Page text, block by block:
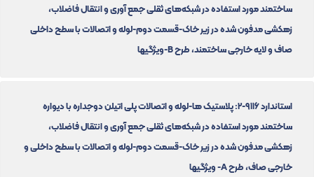
ساختمند مورد استفاده در شبکه‌های ثقلی جمع آوری و انتقال فاضلاب،
زهکشی مدفون شده در زیر خاک-قسمت دوم-لوله و اتصالات با سطح داخلی
صاف و لایه خارجی ساختمند، طرح B-ویژگیها
استاندارد 9116-2: پلاستیک ها-لوله و اتصالات پلی اتیلن دوجداره با دیواره
ساختمند مورد استفاده در شبکه‌های ثقلی جمع آوری و انتقال فاضلاب،
زهکشی مدفون شده در زیر خاک-قسمت دوم-لوله و اتصالات با سطح داخلی و
خارجی صاف، طرح A- ویژگیها